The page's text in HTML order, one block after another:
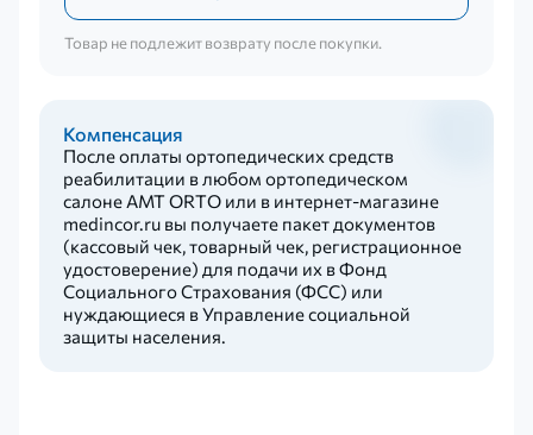
Компенсация
После оплаты ортопедических средств
реабилитации в любом ортопедическом
салоне AMT ORTO или в интернет-магазине
medincor.ru вы получаете пакет документов
(кассовый чек, товарный чек, регистрационное
удостоверение) для подачи их в Фонд
Социального Страхования (ФСС) или
нуждающиеся в Управление социальной
защиты населения.
Товар не подлежит возврату после покупки.